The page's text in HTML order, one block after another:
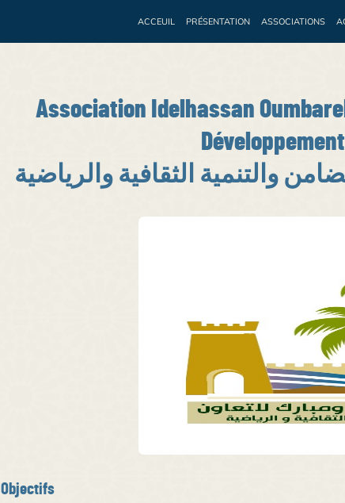
ACCEUIL PRÉSENTATION ASSOCIATIONS
Association Idelhassan
والتنمية الثقافية والرياضية
Objectifs